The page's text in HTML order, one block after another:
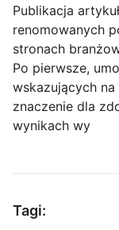
Publikacja
renomowanych
stronach
Po pierwsze,
wskazujących
znaczenie dla
wynikach wy
Tagi: